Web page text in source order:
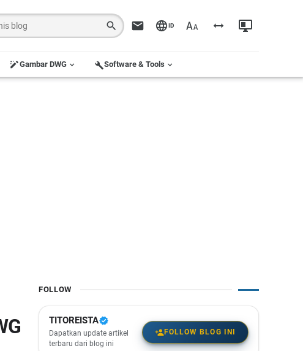
ID
Gambar DWG Software & Tools
FOLLOW
TITOREISTA
Dapatkan update artikel
terbaru dari blog ini
FOLLOW BLOG INI